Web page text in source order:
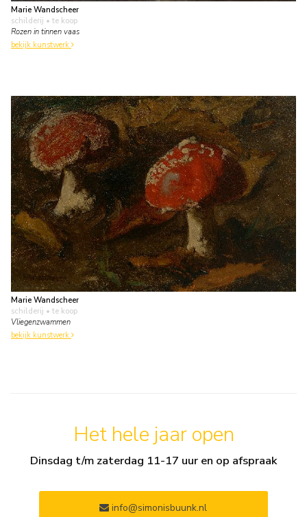
Marie Wandscheer
schilderij • te koop
Rozen in tinnen vaas
bekijk kunstwerk
Marie Wandscheer
schilderij • te koop
Vliegenzwammen
bekijk kunstwerk
Het hele jaar open
Dinsdag t/m zaterdag 11-17 uur en op afspraak
info@simonisbuunk.nl